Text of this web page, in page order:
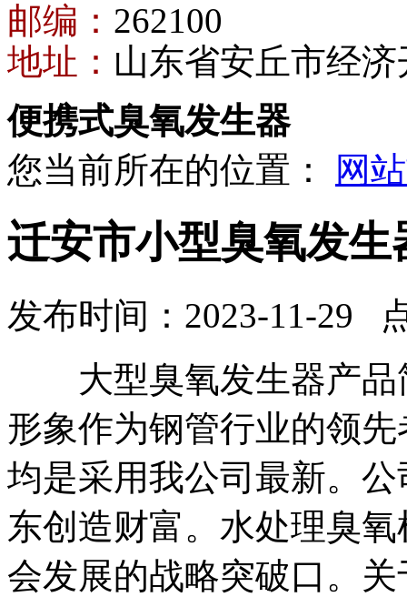
邮编： 262100
地址： 山东省安丘市经
便携式臭氧发生器
您当前所在的位置：
网
迁安市小型臭氧发生
发布时间：2023-11-29
大型臭氧发生器产品
形象作为钢管行业的领
均是采用我公司最新。
东创造财富。水处理臭
会发展的战略突破口。